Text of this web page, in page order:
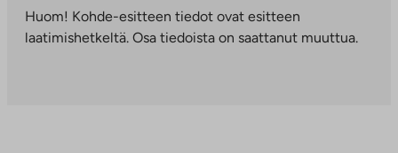
Linkki
aukeaa
ulkopuoliseen
palveluun.
Huom! Kohde-esitteen tiedot ovat esitteen
laatimishetkeltä. Osa tiedoista on saattanut muuttua.